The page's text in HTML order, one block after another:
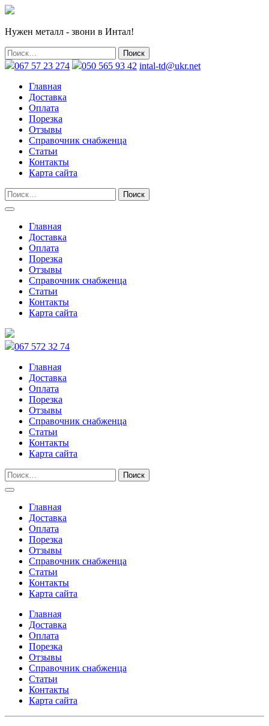
Нужен металл - звони в Интал!
067 57 23 274 050 565 93 42 intal-td@ukr.net
Главная
Доставка
Оплата
Порезка
Отзывы
Справочник снабженца
Статьи
Контакты
Карта сайта
Главная
Доставка
Оплата
Порезка
Отзывы
Справочник снабженца
Статьи
Контакты
Карта сайта
067 572 32 74
Главная
Доставка
Оплата
Порезка
Отзывы
Справочник снабженца
Статьи
Контакты
Карта сайта
Главная
Доставка
Оплата
Порезка
Отзывы
Справочник снабженца
Статьи
Контакты
Карта сайта
Главная
Доставка
Оплата
Порезка
Отзывы
Справочник снабженца
Статьи
Контакты
Карта сайта